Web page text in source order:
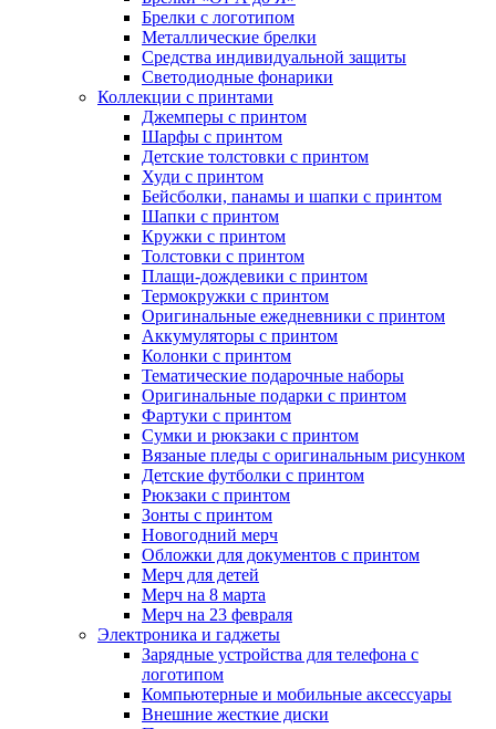
Брелки с логотипом
Металлические брелки
Средства индивидуальной защиты
Светодиодные фонарики
Коллекции с принтами
Джемперы с принтом
Шарфы с принтом
Детские толстовки с принтом
Худи с принтом
Бейсболки, панамы и шапки с принтом
Шапки с принтом
Кружки с принтом
Толстовки с принтом
Плащи-дождевики с принтом
Термокружки с принтом
Оригинальные ежедневники с принтом
Аккумуляторы с принтом
Колонки с принтом
Тематические подарочные наборы
Оригинальные подарки с принтом
Фартуки с принтом
Сумки и рюкзаки с принтом
Вязаные пледы с оригинальным рисунком
Детские футболки с принтом
Рюкзаки с принтом
Зонты с принтом
Новогодний мерч
Обложки для документов с принтом
Мерч для детей
Мерч на 8 марта
Мерч на 23 февраля
Электроника и гаджеты
Зарядные устройства для телефона с
логотипом
Компьютерные и мобильные аксессуары
Внешние жесткие диски